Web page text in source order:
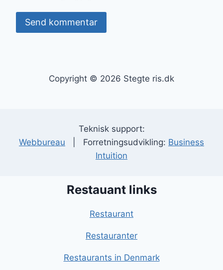
Copyright © 2026 Stegte ris.dk
Teknisk support:
Webbureau | Forretningsudvikling: Business
Intuition
Restauant links
Restaurant
Restauranter
Restaurants in Denmark